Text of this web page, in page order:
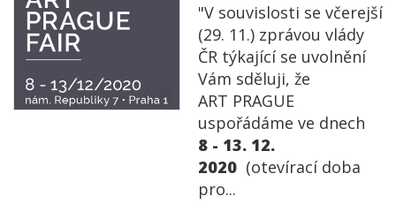
"V souvislosti se včerejší
(29. 11.) zprávou vlády
ČR týkající se uvolnění
Vám sděluji, že
ART PRAGUE
uspořádáme ve dnech
8 - 13. 12.
2020 (otevírací doba
pro...